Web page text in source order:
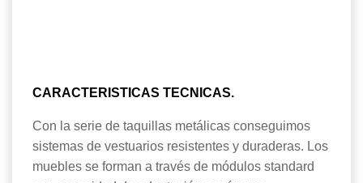
CARACTERISTICAS TECNICAS.
Con la serie de taquillas metálicas conseguimos
sistemas de vestuarios resistentes y duraderas. Los
muebles se forman a través de módulos standard